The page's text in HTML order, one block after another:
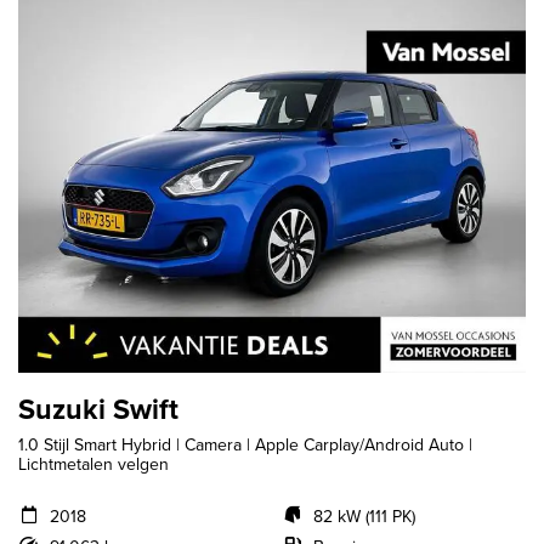
Suzuki Swift
1.0 Stijl Smart Hybrid | Camera | Apple Carplay/Android Auto |
Lichtmetalen velgen
2018
82 kW (111 PK)